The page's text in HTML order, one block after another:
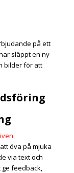
på ett
släppt en ny
bilder för att
öva på mjuka
via text och
feedback,